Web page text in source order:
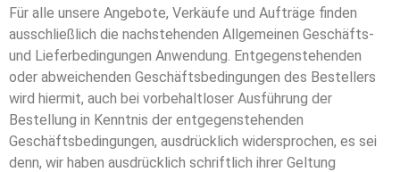
Für alle unsere Angebote, Verkäufe und Aufträge finden
ausschließlich die nachstehenden Allgemeinen Geschäfts-
und Lieferbedingungen Anwendung. Entgegenstehenden
oder abweichenden Geschäftsbedingungen des Bestellers
wird hiermit, auch bei vorbehaltloser Ausführung der
Bestellung in Kenntnis der entgegenstehenden
Geschäftsbedingungen, ausdrücklich widersprochen, es sei
denn, wir haben ausdrücklich schriftlich ihrer Geltung